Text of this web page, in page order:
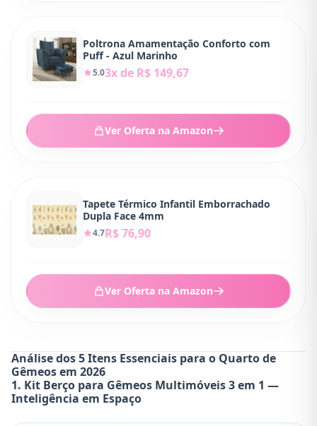
Poltrona Amamentação Conforto com
Puff - Azul Marinho
5.03x de R$ 149,67
Ver Oferta na Amazon
Tapete Térmico Infantil Emborrachado
Dupla Face 4mm
4.7R$ 76,90
Ver Oferta na Amazon
Análise dos 5 Itens Essenciais para o Quarto de
Gêmeos em 2026
1. Kit Berço para Gêmeos Multimóveis 3 em 1 —
Inteligência em Espaço